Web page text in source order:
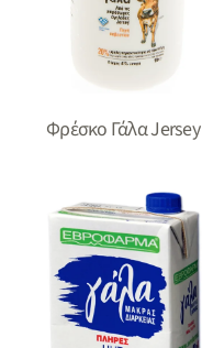
Φρέσκο Γάλα Jersey